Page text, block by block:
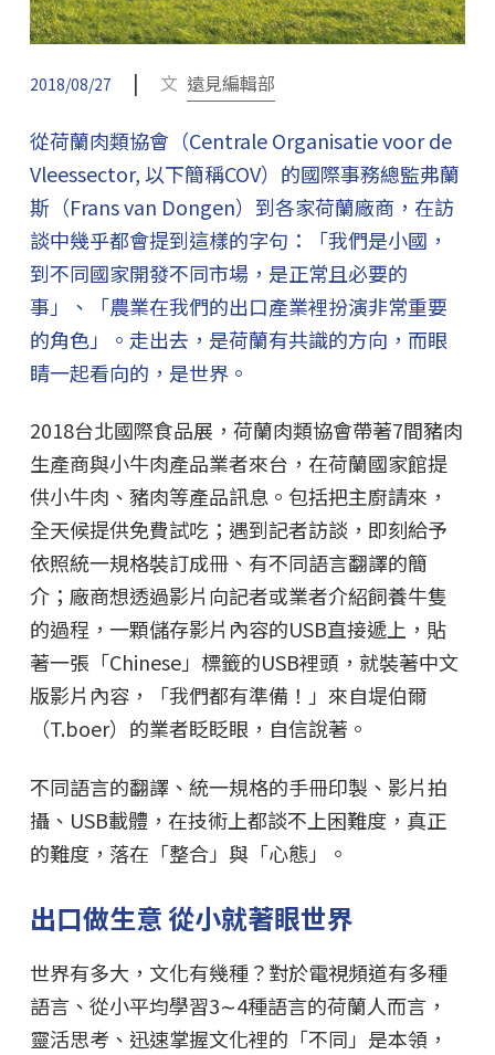
2018/08/27 | 文 遠見編輯部
從荷蘭肉類協會（Centrale Organisatie voor de
Vleessector, 以下簡稱COV）的國際事務總監弗蘭
斯（Frans van Dongen）到各家荷蘭廠商，在訪
談中幾乎都會提到這樣的字句：「我們是小國，
到不同國家開發不同市場，是正常且必要的
事」、「農業在我們的出口產業裡扮演非常重要
的角色」。走出去，是荷蘭有共識的方向，而眼
睛一起看向的，是世界。
2018台北國際食品展，荷蘭肉類協會帶著7間豬肉
生產商與小牛肉產品業者來台，在荷蘭國家館提
供小牛肉、豬肉等產品訊息。包括把主廚請來，
全天候提供免費試吃；遇到記者訪談，即刻給予
依照統一規格裝訂成冊、有不同語言翻譯的簡
介；廠商想透過影片向記者或業者介紹飼養牛隻
的過程，一顆儲存影片內容的USB直接遞上，貼
著一張「Chinese」標籤的USB裡頭，就裝著中文
版影片內容，「我們都有準備！」來自堤伯爾
（T.boer）的業者眨眨眼，自信說著。
不同語言的翻譯、統一規格的手冊印製、影片拍
攝、USB載體，在技術上都談不上困難度，真正
的難度，落在「整合」與「心態」。
出口做生意 從小就著眼世界
世界有多大，文化有幾種？對於電視頻道有多種
語言、從小平均學習3∼4種語言的荷蘭人而言，
靈活思考、迅速掌握文化裡的「不同」是本領，